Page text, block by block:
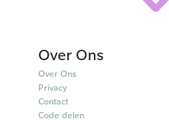
Over Ons
Over Ons
Privacy
Contact
Code delen